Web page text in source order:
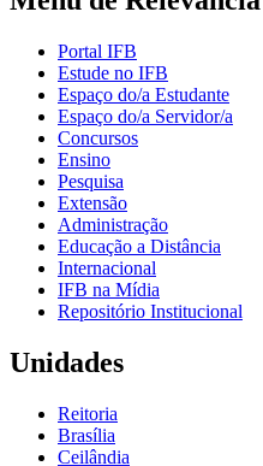
Portal IFB
Estude no IFB
Espaço do/a Estudante
Espaço do/a Servidor/a
Concursos
Ensino
Pesquisa
Extensão
Administração
Educação a Distância
Internacional
IFB na Mídia
Repositório Institucional
Unidades
Reitoria
Brasília
Ceilândia